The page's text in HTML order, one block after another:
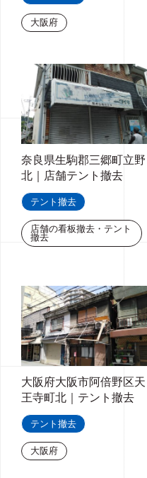
大阪府
奈良県生駒郡三郷町立野
北｜店舗テント撤去
テント撤去
店舗の看板撤去・テント
撤去
大阪府大阪市阿倍野区天
王寺町北｜テント撤去
テント撤去
大阪府